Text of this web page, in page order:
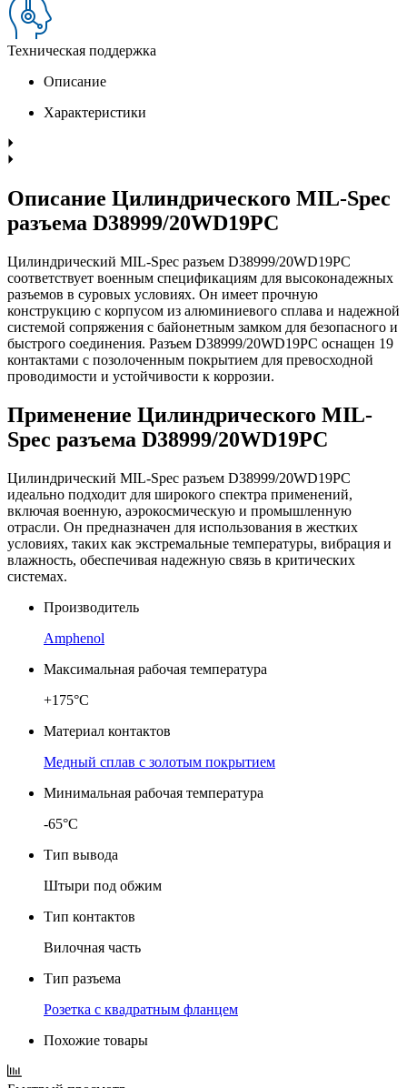
Техническая поддержка
Описание
Характеристики
Описание Цилиндрического MIL-Spec
разъема D38999/20WD19PC
Цилиндрический MIL-Spec разъем D38999/20WD19PC
соответствует военным спецификациям для высоконадежных
разъемов в суровых условиях. Он имеет прочную
конструкцию с корпусом из алюминиевого сплава и надежной
системой сопряжения с байонетным замком для безопасного и
быстрого соединения. Разъем D38999/20WD19PC оснащен 19
контактами с позолоченным покрытием для превосходной
проводимости и устойчивости к коррозии.
Применение Цилиндрического MIL-
Spec разъема D38999/20WD19PC
Цилиндрический MIL-Spec разъем D38999/20WD19PC
идеально подходит для широкого спектра применений,
включая военную, аэрокосмическую и промышленную
отрасли. Он предназначен для использования в жестких
условиях, таких как экстремальные температуры, вибрация и
влажность, обеспечивая надежную связь в критических
системах.
Производитель
Amphenol
Максимальная рабочая температура
+175°C
Материал контактов
Медный сплав с золотым покрытием
Минимальная рабочая температура
-65°C
Тип вывода
Штыри под обжим
Тип контактов
Вилочная часть
Тип разъема
Розетка с квадратным фланцем
Похожие товары